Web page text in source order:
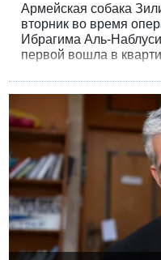
Армейская собака
вторник во время
Ибрагима Аль-
первой вошла в